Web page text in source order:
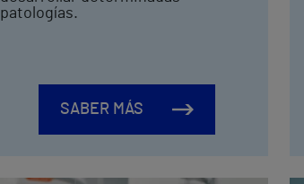
patologías.
SABER MÁS